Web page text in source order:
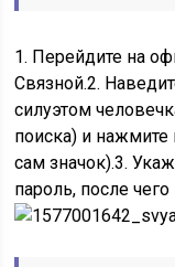
1. Перейдите на
Связной.2.
силуэтом
поиска) и
сам значок).3.
пароль, после